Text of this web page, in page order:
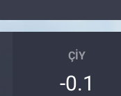
ÇIY
-0.1